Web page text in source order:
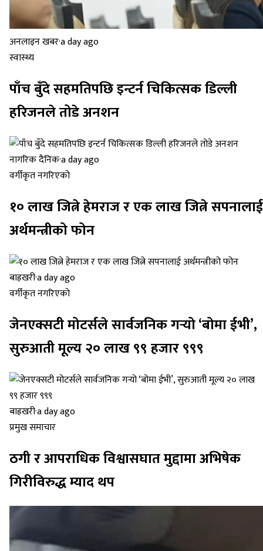
अनलाइन खबर·a day ago
स्वास्थ्य
पाँच बुँदे सहमतिपछि इन्टर्न चिकित्सक डिल्ली
हरिजनले तोडे अनशन
नागरिक दैनिक·a day ago
वर्गीकृत नगरिएको
१० लाख जित्ने हेमराज र एक लाख जित्ने सपनालाई
अर्थमन्त्रीको फोन
बाह्रखरी·a day ago
वर्गीकृत नगरिएको
जेनएक्सटी मोटर्सले सार्वजनिक गर्‍यो ‘बोमा ईभी’,
सुरुआती मूल्य २० लाख ९९ हजार ९९९
बाह्रखरी·a day ago
प्रमुख समाचार
ठगी र आपराधिक विश्वासघात मुद्दामा अभिषेक
गिरीविरुद्ध म्याद थप